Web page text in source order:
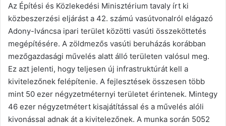
Az Építési és Közlekedési Minisztérium tavaly írt ki
közbeszerzési eljárást a 42. számú vasútvonalról elágazó
Adony-Iváncsa ipari terület közötti vasúti összeköttetés
megépítésére. A zöldmezős vasúti beruházás korábban
mezőgazdasági művelés alatt álló területen valósul meg.
Ez azt jelenti, hogy teljesen új infrastruktúrát kell a
kivitelezőnek felépítenie. A fejlesztések összesen több
mint 50 ezer négyzetméternyi területet érintenek. Mintegy
46 ezer négyzetmétert kisajátítással és a művelés alóli
kivonással adnak át a kivitelezőnek. A munka során 5052